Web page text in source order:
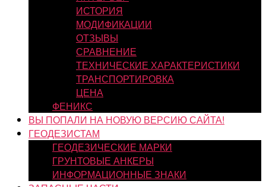
ИСТОРИЯ
МОДИФИКАЦИИ
ОТЗЫВЫ
СРАВНЕНИЕ
ТЕХНИЧЕСКИЕ ХАРАКТЕРИСТИКИ
ТРАНСПОРТИРОВКА
ЦЕНА
ФЕНИКС
ВЫ ПОПАЛИ НА НОВУЮ ВЕРСИЮ САЙТА!
ГЕОДЕЗИСТАМ
ГЕОДЕЗИЧЕСКИЕ МАРКИ
ГРУНТОВЫЕ АНКЕРЫ
ИНФОРМАЦИОННЫЕ ЗНАКИ